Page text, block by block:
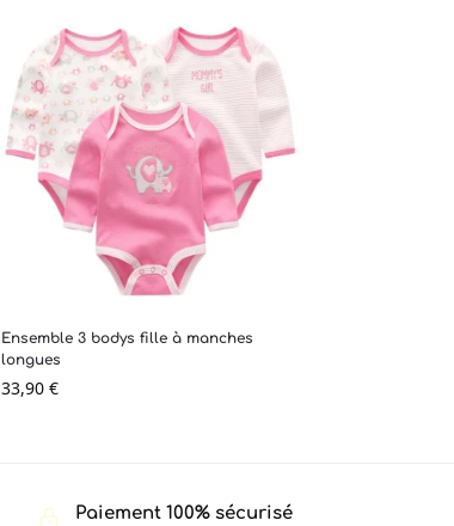
Ensemble 3 bodys fille à manches
longues
33,90€
Paiement 100% sécurisé